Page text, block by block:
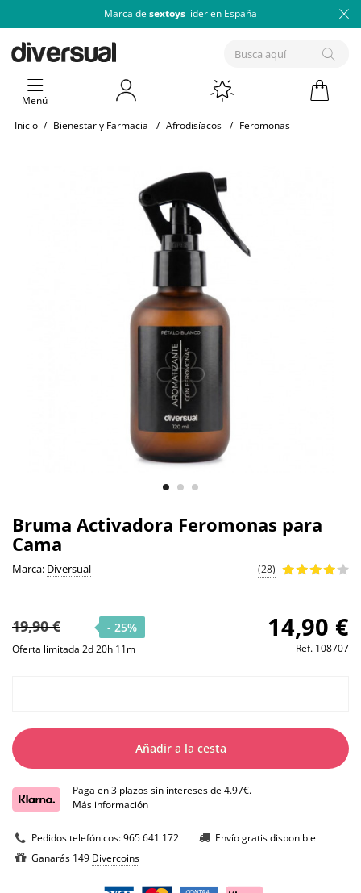
Marca de sextoys lider en España
Menú
Inicio / Bienestar y Farmacia / Afrodisíacos / Feromonas
Bruma Activadora Feromonas para
Cama
Marca: Diversual (28)
19,90 € - 25% 14,90 €
Oferta limitada 2d 20h 11m Ref. 108707
Añadir a la cesta
Paga en 3 plazos sin intereses de 4.97€.
Más información
Pedidos telefónicos:965 641 172 Envíogratis disponible
Ganarás 149 Divercoins